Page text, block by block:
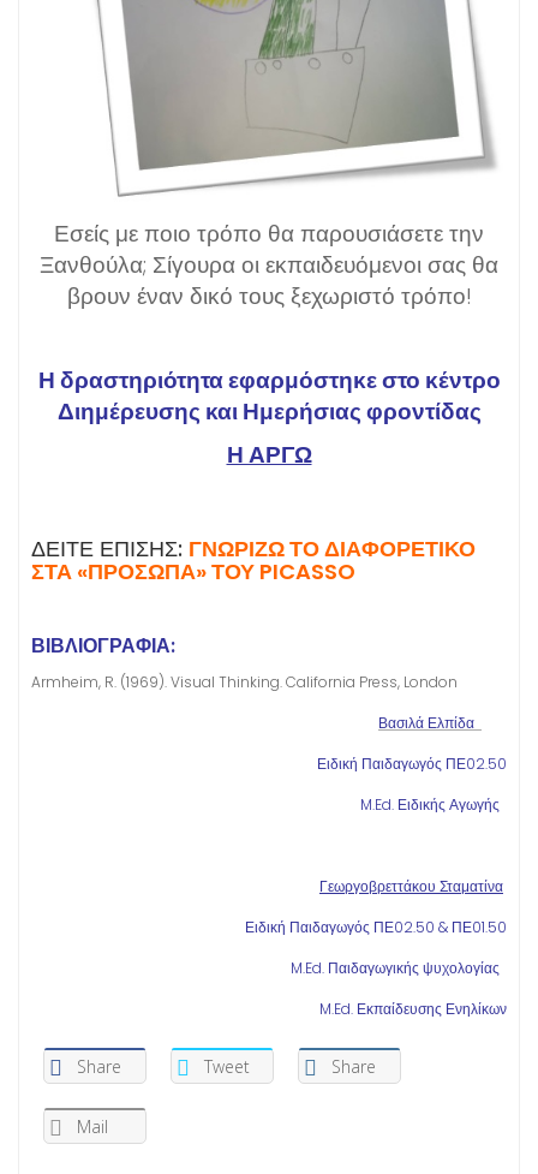
Εσείς με ποιο τρόπο θα παρουσιάσετε την
Ξανθούλα; Σίγουρα οι εκπαιδευόμενοι σας θα
βρουν έναν δικό τους ξεχωριστό τρόπο!
Η δραστηριότητα εφαρμόστηκε στο κέντρο
Διημέρευσης και Ημερήσιας φροντίδας
Η ΑΡΓΩ
ΔΕΙΤΕ ΕΠΙΣΗΣ: ΓΝΩΡΙΖΩ ΤΟ ΔΙΑΦΟΡΕΤΙΚΟ
ΣΤΑ «ΠΡΟΣΩΠΑ» ΤΟΥ PICASSO
ΒΙΒΛΙΟΓΡΑΦΊΑ:
Armheim, R. (1969). Visual Thinking. California Press, London
Βασιλά Ελπίδα
Ειδική Παιδαγωγός ΠΕ02.50
M.Ed. Ειδικής Αγωγής
Γεωργοβρεττάκου Σταματίνα
Ειδική Παιδαγωγός ΠΕ02.50 & ΠΕ01.50
M.Ed. Παιδαγωγικής ψυχολογίας
M.Ed. Εκπαίδευσης Ενηλίκων
Share Tweet Share
Mail